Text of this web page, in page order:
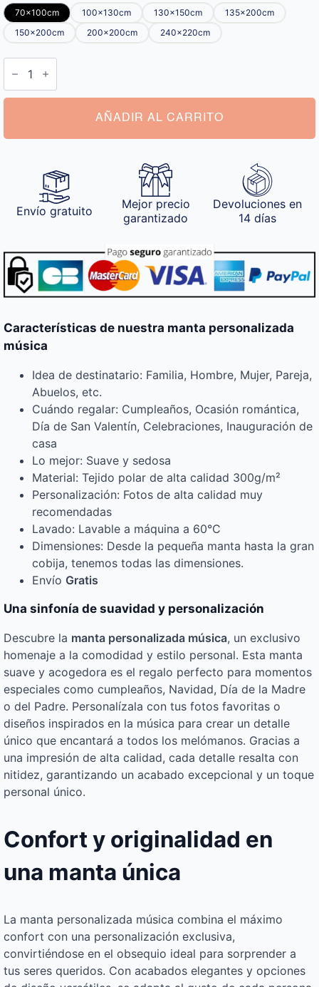
70x100cm 100x130cm 130x150cm
135x200cm
150x200cm
200x200cm 240x220cm
Manta
Personalizada
Música
cantidad
AÑADIR AL CARRITO
Envío gratuito
Mejor precio
garantizado
Devoluciones en
14 días
Características de nuestra manta personalizada
música
Idea de destinatario: Familia, Hombre, Mujer, Pareja,
Abuelos, etc.
Cuándo regalar: Cumpleaños, Ocasión romántica,
Día de San Valentín, Celebraciones, Inauguración de
casa
Lo mejor: Suave y sedosa
Material: Tejido polar de alta calidad 300g/m²
Personalización: Fotos de alta calidad muy
recomendadas
Lavado: Lavable a máquina a 60°C
Dimensiones: Desde la pequeña manta hasta la gran
cobija, tenemos todas las dimensiones.
Envío Gratis
Una sinfonía de suavidad y personalización
Descubre la manta personalizada música, un exclusivo
homenaje a la comodidad y estilo personal. Esta manta
suave y acogedora es el regalo perfecto para momentos
especiales como cumpleaños, Navidad, Día de la Madre
o del Padre. Personalízala con tus fotos favoritas o
diseños inspirados en la música para crear un detalle
único que encantará a todos los melómanos. Gracias a
una impresión de alta calidad, cada detalle resalta con
nitidez, garantizando un acabado excepcional y un toque
personal único.
Confort y originalidad en
una manta única
La manta personalizada música combina el máximo
confort con una personalización exclusiva,
convirtiéndose en el obsequio ideal para sorprender a
tus seres queridos. Con acabados elegantes y opciones